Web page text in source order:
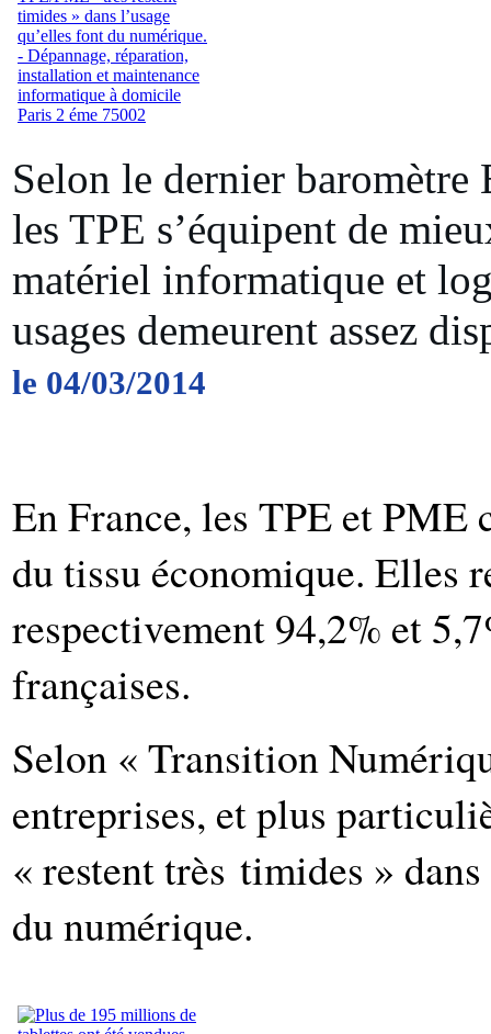
Selon le dernier
les TPE s’équipent de
matériel informatique et
usages demeurent assez
le 04/03/2014
En France, les TPE et PME
du tissu économique. Elles
respectivement 94,2% et
françaises.
Selon « Transition
entreprises, et plus
« restent très timides »
du numérique.